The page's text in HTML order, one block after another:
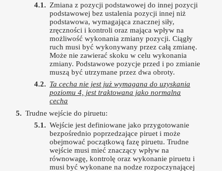
Zmiana z pozycji podstawowej do innej pozycji
podstawowej bez ustalenia pozycji innej niż
podstawowa, wymagająca znacznej siły,
zręczności i kontroli oraz mająca wpływ na
możliwość wykonania zmiany pozycji. Ciągły
ruch musi być wykonywany przez całą zmianę.
Może nie zawierać skoku w celu wykonania
zmiany. Podstawowe pozycje przed i po zmianie
muszą być utrzymane przez dwa obroty.
Ta cecha nie jest już wymagana do uzyskania
poziomu 4, jest traktowana jako normalna
cecha
Trudne wejście do piruetu:
Wejście jest definiowane jako przygotowanie
bezpośrednio poprzedzające piruet i może
obejmować początkową fazę piruetu. Trudne
wejście musi mieć znaczący wpływ na
równowagę, kontrolę oraz wykonanie piruetu i
musi być wykonane na nodze rozpoczynającej